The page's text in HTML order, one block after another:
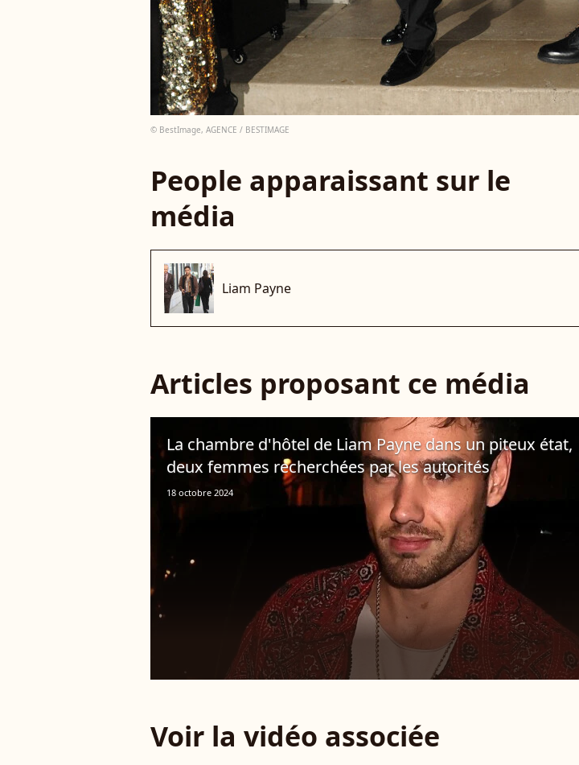
© BestImage, AGENCE / BESTIMAGE
People apparaissant sur le
média
Liam Payne
Articles proposant ce média
La chambre d'hôtel de Liam Payne dans un piteux état,
deux femmes recherchées par les autorités
18 octobre 2024
Voir la vidéo associée